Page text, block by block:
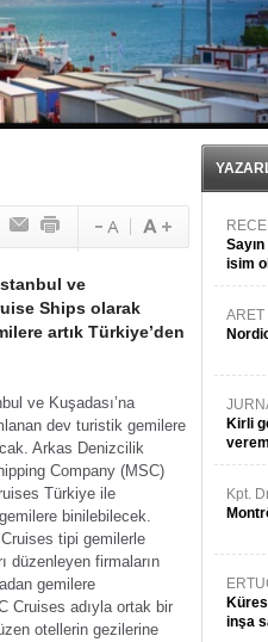
yeni dönem başlıyor
tutuklaması!
Rejimi’!
Kurulu Başkanını seçti!
seçti
yazıldı!
derinliklerinde halkı tehdit
tekneyi soydular!
ve
Ships olarak
artık Türkiye’den
ve Kuşadası’na
dev turistik gemilere
Arkas Denizcilik
Company (MSC)
Türkiye ile
binilebilecek.
tipi gemilerle
düzenleyen firmaların
gemilere
Cruises adıyla ortak bir
otellerin gezilerine
isim
ARET
Kirli
Kpt.
inşa